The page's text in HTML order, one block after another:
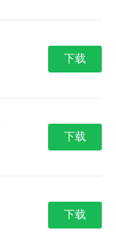
下载
下载
下载